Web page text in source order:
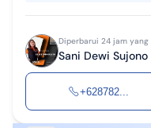
Diperbarui 24 jam yang
Sani Dewi Sujono
+628782...